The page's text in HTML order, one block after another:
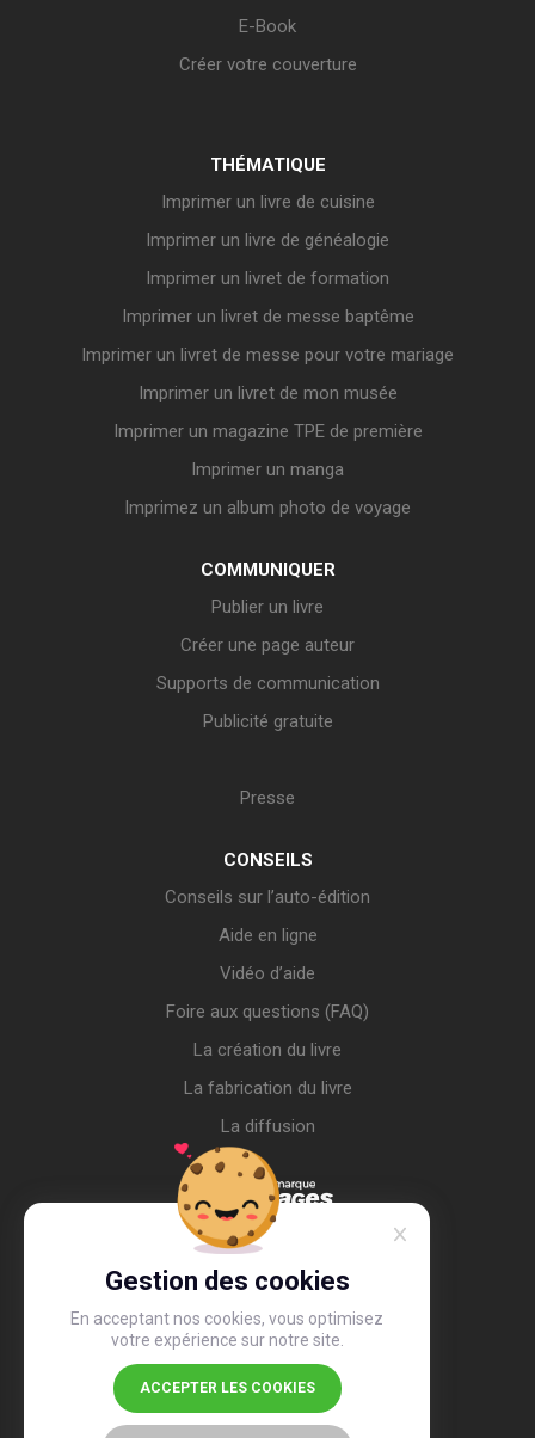
Gestion des cookies
En acceptant nos cookies, vous optimisez
votre expérience sur notre site.
ACCEPTER LES COOKIES
E-Book
Créer votre couverture
THÉMATIQUE
Imprimer un livre de cuisine
Imprimer un livre de généalogie
Imprimer un livret de formation
Imprimer un livret de messe baptême
Imprimer un livret de messe pour votre mariage
Imprimer un livret de mon musée
Imprimer un magazine TPE de première
Imprimer un manga
Imprimez un album photo de voyage
COMMUNIQUER
Publier un livre
Créer une page auteur
Supports de communication
Publicité gratuite
Presse
CONSEILS
Conseils sur l’auto-édition
Aide en ligne
Vidéo d’aide
Foire aux questions (FAQ)
La création du livre
La fabrication du livre
La diffusion
4,4